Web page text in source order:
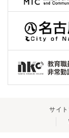
サイ